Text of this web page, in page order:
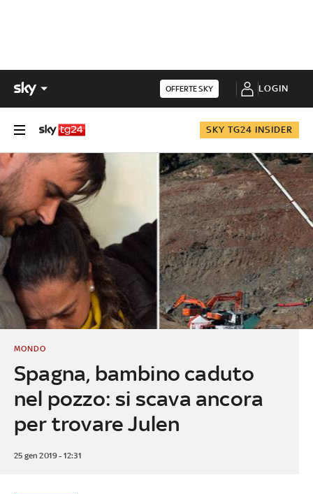
OFFERTE SKY LOGIN
SKY TG24 INSIDER
Spagna, bambino caduto
nel pozzo: si scava ancora
per trovare Julen
MONDO
25 gen 2019 - 12:31